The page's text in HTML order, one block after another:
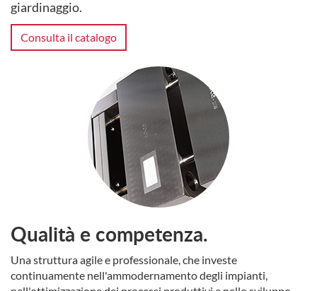
giardinaggio.
Consulta il catalogo
Qualità e competenza.
Una struttura agile e professionale, che investe
continuamente nell'ammodernamento degli impianti,